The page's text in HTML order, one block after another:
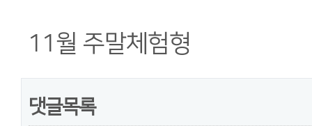
11월 주말체험형
댓글목록